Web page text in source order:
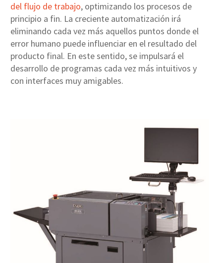
del flujo de trabajo, optimizando los procesos de
principio a fin. La creciente automatización irá
eliminando cada vez más aquellos puntos donde el
error humano puede influenciar en el resultado del
producto final. En este sentido, se impulsará el
desarrollo de programas cada vez más intuitivos y
con interfaces muy amigables.